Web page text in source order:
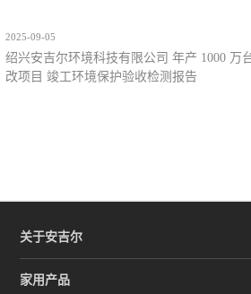
2025-09-05
绍兴安吉尔环境科技有限公司 年产 1000 万
改项目 竣工环境保护验收检测报告
关于安吉尔
家用产品